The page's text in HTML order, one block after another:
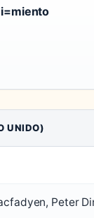
UNIDO)
Peter